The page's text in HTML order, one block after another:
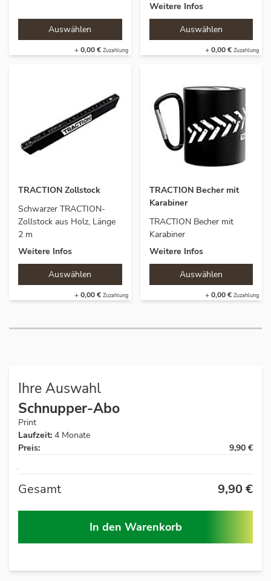
+0,00 € +0,00 €
Weitere Infos
TRACTION Zollstock
+0,00 €
Schwarzer TRACTION-
Zollstock aus Holz, Länge
2 m
Weitere Infos
TRACTION Becher mit
Karabiner
+0,00 €
TRACTION Becher mit
Karabiner
Weitere Infos
Ihre Auswahl
Schnupper-Abo
Print
Laufzeit: 4 Monate
Preis:
9,90 €
Auf
Gesamt 9,90 €
In den Warenkorb